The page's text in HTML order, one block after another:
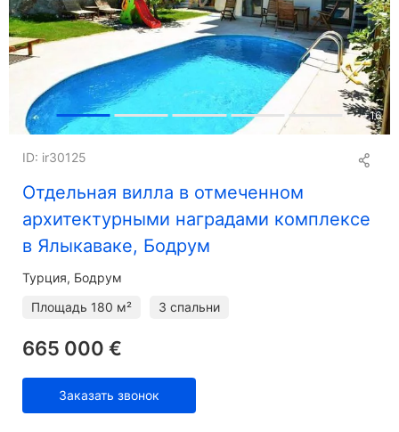
+16
Отдельная вилла в отмеченном
архитектурными наградами комплексе
в Ялыкаваке, Бодрум
ID: ir30125
Турция, Бодрум
Площадь 180 м² 3 спальни
665 000 €
Заказать звонок